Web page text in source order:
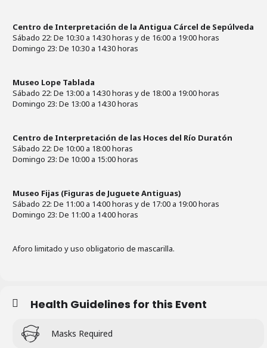
Centro de Interpretación de la Antigua Cárcel de Sepúlveda
Sábado 22: De 10:30 a 14:30 horas y de 16:00 a 19:00 horas
Domingo 23: De 10:30 a 14:30 horas
Museo Lope Tablada
Sábado 22: De 13:00 a 14:30 horas y de 18:00 a 19:00 horas
Domingo 23: De 13:00 a 14:30 horas
Centro de Interpretación de las Hoces del Río Duratón
Sábado 22: De 10:00 a 18:00 horas
Domingo 23: De 10:00 a 15:00 horas
Museo Fijas (Figuras de Juguete Antiguas)
Sábado 22: De 11:00 a 14:00 horas y de 17:00 a 19:00 horas
Domingo 23: De 11:00 a 14:00 horas
Aforo limitado y uso obligatorio de mascarilla.
Health Guidelines for this Event
Masks Required